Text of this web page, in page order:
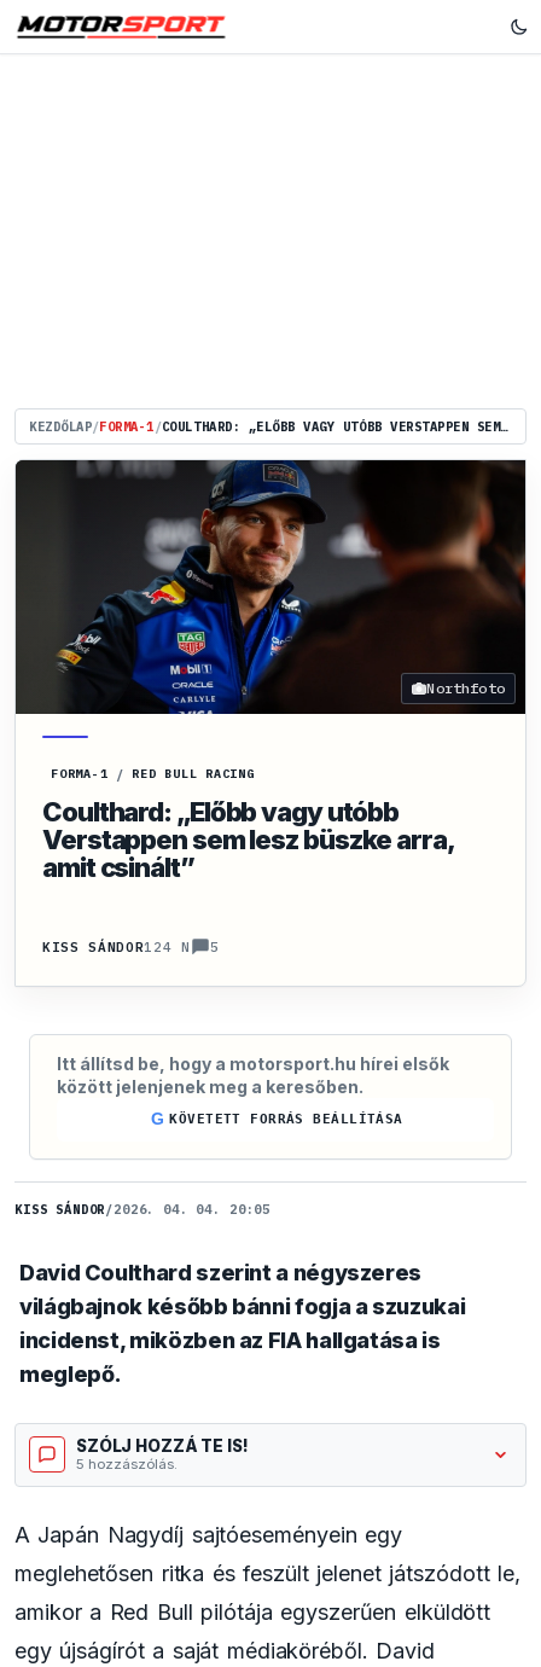
KEZDŐLAP/FORMA-1/ COULTHARD: „ELŐBB VAGY UTÓBB VERSTAPPEN SEM LESZ BÜSZKE ARRA, AMIT CSINÁLT”
Northfoto
FORMA-1 / RED BULL RACING
Coulthard: „Előbb vagy utóbb
Verstappen sem lesz büszke arra,
amit csinált”
KISS SÁNDOR124 N 5
Itt állítsd be, hogy a motorsport.hu hírei elsők
között jelenjenek meg a keresőben.
G KÖVETETT FORRÁS BEÁLLÍTÁSA
KISS SÁNDOR/2026. 04. 04. 20:05
David Coulthard szerint a négyszeres
világbajnok később bánni fogja a szuzukai
incidenst, miközben az FIA hallgatása is
meglepő.
SZÓLJ HOZZÁ TE IS!
5 hozzászólás.
A Japán Nagydíj sajtóeseményein egy
meglehetősen ritka és feszült jelenet játszódott le,
amikor a Red Bull pilótája egyszerűen elküldött
egy újságírót a saját médiaköréből. David